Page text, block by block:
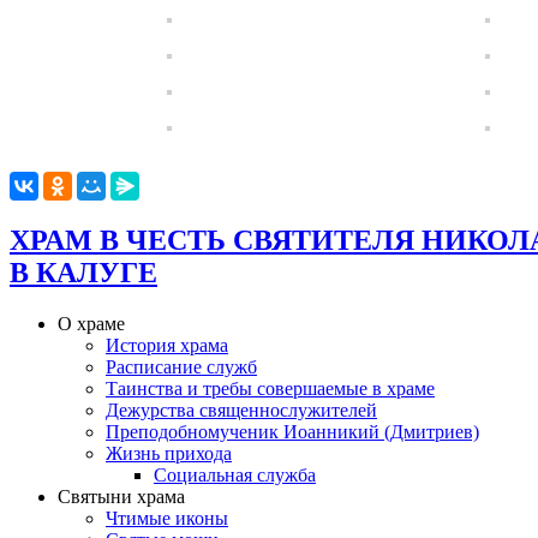
ХРАМ В ЧЕСТЬ СВЯТИТЕЛЯ
В КАЛУГЕ
О храме
История храма
Расписание служб
Таинства и требы совершаемые в храме
Дежурства священнослужителей
Преподобномученик Иоанникий (Дмитриев)
Жизнь прихода
Социальная служба
Святыни храма
Чтимые иконы